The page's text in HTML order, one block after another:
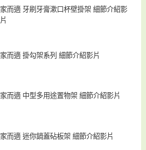
家而適 牙刷牙膏漱口杯壁掛架 細節介紹影
片
家而適 掛勾架系列 細節介紹影片
家而適 中型多用途置物架 細節介紹影片
家而適 迷你鍋蓋砧板架 細節介紹影片